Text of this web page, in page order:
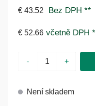
€ 43.52 Bez DPH **
€ 52.66 včetně DPH *
- +
Není skladem